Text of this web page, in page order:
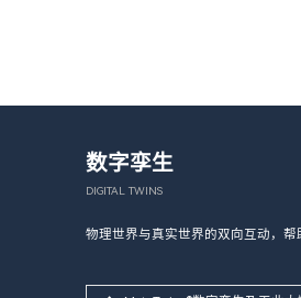
数字孪生
DIGITAL TWINS
物理世界与真实世界的双向互动，